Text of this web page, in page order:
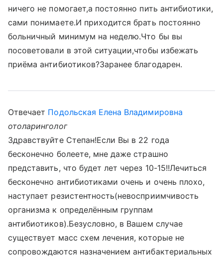
ничего не помогает,а постоянно пить антибиотики,
сами понимаете.И приходится брать постоянно
больничный минимум на неделю.Что бы вы
посоветовали в этой ситуации,чтобы избежать
приёма антибиотиков?Заранее благодарен.
Отвечает Подольская Елена Владимировна
отоларинголог
Здравствуйте Степан!Если Вы в 22 года
бесконечно болеете, мне даже страшно
представить, что будет лет через 10-15!!Лечиться
бесконечно антибиотиками очень и очень плохо,
наступает резистентность(невосприимчивость
организма к определённым группам
антибиотиков).Безусловно, в Вашем случае
существует масс схем лечения, которые не
сопровождаются назначением антибактериальных